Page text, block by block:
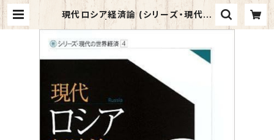
現代ロシア経済論 (シリーズ・現代の
世界経済) | マイブックス関大前店(店